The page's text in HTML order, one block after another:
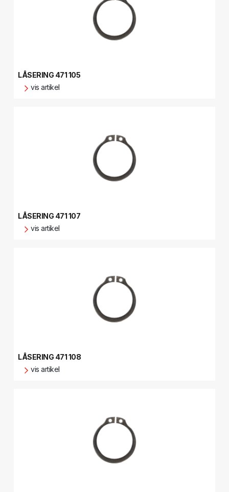
LÅSERING 471 105
vis artikel
LÅSERING 471 107
vis artikel
LÅSERING 471 108
vis artikel